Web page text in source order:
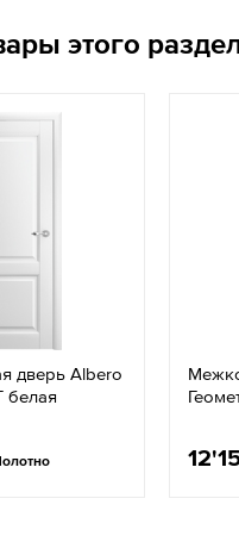
этого
дверь Albero
белая